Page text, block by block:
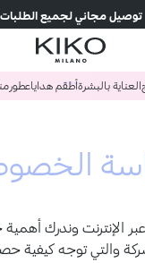
توصيل مجاني لجميع الطلبات
العناية بالبشرةأطقم هداياعطور ...
الإنترنت وندرك أهمية
والتي توجه كيفية